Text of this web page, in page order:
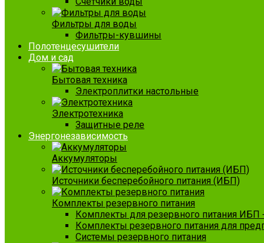
Фильтры для воды
Фильтры-кувшины
Полотенцесушители
Дом и сад
Бытовая техника
Электроплитки настольные
Электротехника
Защитные реле
Энергонезависимость
Аккумуляторы
Источники бесперебойного питания (ИБП)
Комплекты резервного питания
Комплекты для резервного питания ИБП
Комплекты резервного питания для
Системы резервного питания